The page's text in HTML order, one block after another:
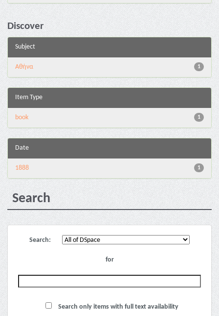
Discover
Subject
1
Αθήνα
Item Type
1
book
Date
1
1888
Search
Search:
for
Search only items with full text availability